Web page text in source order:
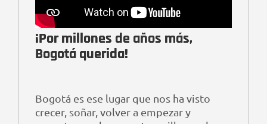
¡Por millones de años más,
Bogotá querida!
Bogotá es ese lugar que nos ha visto
crecer, soñar, volver a empezar y